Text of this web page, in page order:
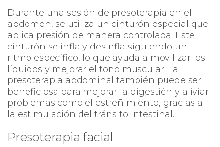
Durante una sesión de presoterapia en el
abdomen, se utiliza un cinturón especial que
aplica presión de manera controlada. Este
cinturón se infla y desinfla siguiendo un
ritmo específico, lo que ayuda a movilizar los
líquidos y mejorar el tono muscular. La
presoterapia abdominal también puede ser
beneficiosa para mejorar la digestión y aliviar
problemas como el estreñimiento, gracias a
la estimulación del tránsito intestinal.
Presoterapia facial